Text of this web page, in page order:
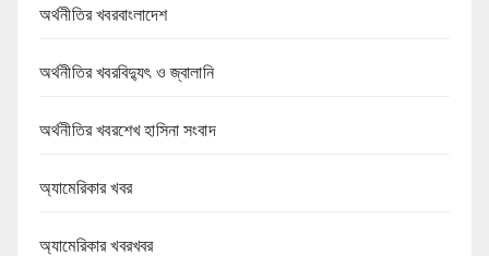
অর্থনীতির খবরবাংলাদেশ
অর্থনীতির খবরবিদ্যুৎ ও জ্বালানি
অর্থনীতির খবরশেখ হাসিনা সংবাদ
অ্যামেরিকার খবর
অ্যামেরিকার খবরখবর